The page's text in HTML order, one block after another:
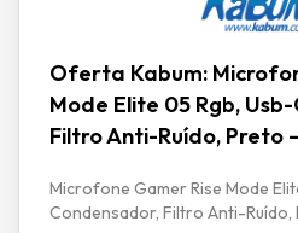
Oferta Kabum:
Mode Elite 05 Rgb,
Filtro Anti-Ruído, Preto
Microfone Gamer Rise Mode
Condensador, Filtro Anti-